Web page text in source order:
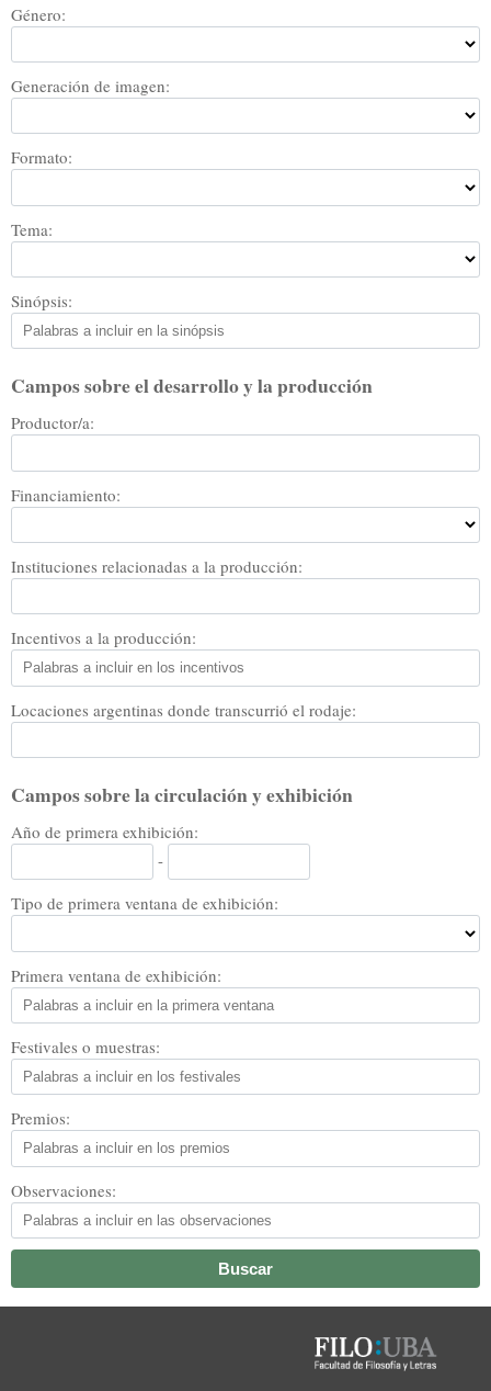
Género:
Generación de imagen:
Formato:
Tema:
Sinópsis:
Campos sobre el desarrollo y la producción
Productor/a:
Financiamiento:
Instituciones relacionadas a la producción:
Incentivos a la producción:
Locaciones argentinas donde transcurrió el rodaje:
Campos sobre la circulación y exhibición
Año de primera exhibición:
-
Tipo de primera ventana de exhibición:
Primera ventana de exhibición:
Festivales o muestras:
Premios:
Observaciones: